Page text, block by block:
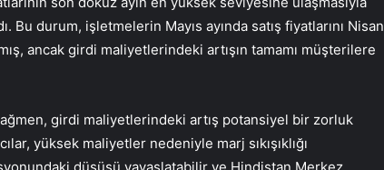
Bu durum, işletmelerin Mayıs ayında satış fiyatlarını Nisan
ancak girdi maliyetlerindeki artışın tamamı müşterilere
girdi maliyetlerindeki artış potansiyel bir zorluk
yüksek maliyetler nedeniyle marj sıkışıklığı